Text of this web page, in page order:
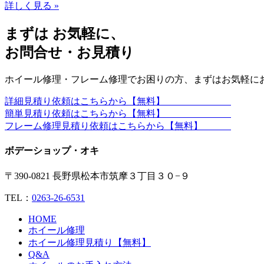
詳しく見る »
まずは お気軽に、
お問合せ・お見積り
ホイール修理・フレーム修理でお困りの方、まずはお気軽に
詳細見積り依頼はこちらから【無料】
簡単見積り依頼はこちらから【無料】
フレーム修理見積り依頼はこちらから【無料】
ボデーショップ・オキ
〒390-0821 長野県松本市筑摩３丁目３０−９
TEL： 0263-26-6531
HOME
ホイール修理
ホイール修理見積り【無料】
Q&A